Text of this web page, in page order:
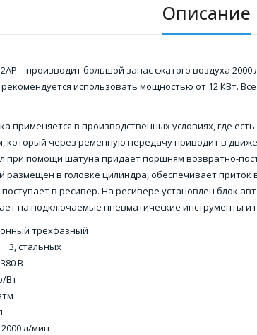
Описание
– производит большой запас сжатого воздуха
использовать мощностью от 12 КВт.
применяется в производственных условиях, где
который через ременную передачу приводит в
при помощи шатуна придает поршням возвратно-
размещен в головке цилиндра, обеспечивает
в ресивер. На ресивере установлен блок
на подключаемые пневматические инструменты и
трехфазный
3, стальных
В
Вт
л/мин